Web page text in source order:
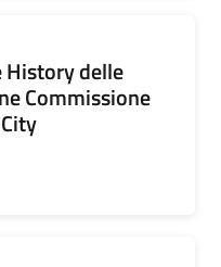
History delle
Commissione